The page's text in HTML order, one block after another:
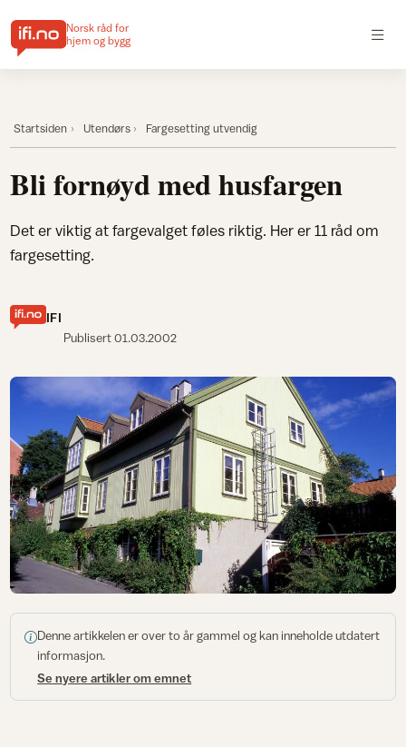
Norsk råd for
hjem og bygg
Startsiden Utendørs Fargesetting utvendig
Bli fornøyd med husfargen
Det er viktig at fargevalget føles riktig. Her er 11 råd om
fargesetting.
IFI
Publisert01.03.2002
Denne artikkelen er over to år gammel og kan inneholde utdatert
informasjon.
Se nyere artikler om emnet